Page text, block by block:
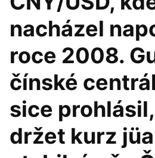
nacházel
roce 2008.
čínské
sice
držet kurz